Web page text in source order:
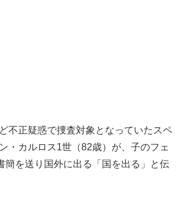
不正疑惑で捜査対象となっていたスペ
・カルロス1世（82歳）が、子のフェ
簡を送り国外に出る「国を出る」と伝